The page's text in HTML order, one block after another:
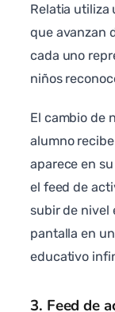
Relatia utiliza
que avanzan
cada uno
niños
El cambio de
alumno
aparece en
el feed de
subir de nivel
pantalla en
educativo
3. Feed de